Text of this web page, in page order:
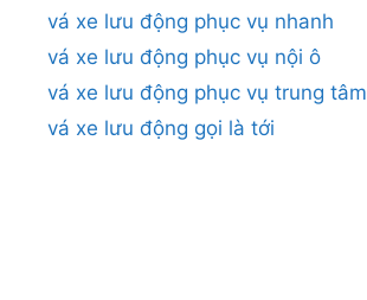
vá xe lưu động phục vụ nhanh
vá xe lưu động phục vụ nội ô
vá xe lưu động phục vụ trung tâm
vá xe lưu động gọi là tới